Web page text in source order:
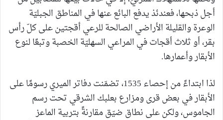
أجل ذبحها، فعندئذ يدفع البائع عنها في المناطق الجبليّة
الوعرة والقليلة الأراضي الصالحة للرعي أقجتين على كلّ رأس
بقر، أو ثلاث أقجات في المراعي السهليّة الخصبة وتبعًا لنوع
الأبقار وأعمارها.
لذا ابتداءً من إحصاء 1535، تضمّنت دفاتر الميري رسومًا على
الأبقار في بعض قرى ومزارع بعلبك الشرقي تحت رسم
الجاموس، ولكن على نطاق ضيّق مقارنةً بتربية الماعز